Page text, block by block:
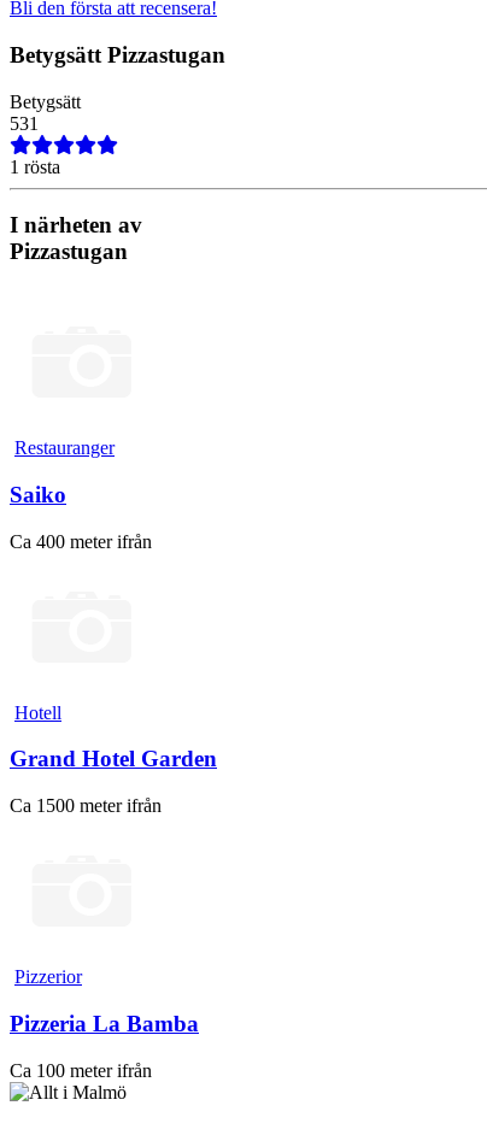
Bli den första att recensera!
Betygsätt Pizzastugan
Betygsätt
531
1 rösta
I närheten av
Pizzastugan
Restauranger
Saiko
Ca 400 meter ifrån
Hotell
Grand Hotel Garden
Ca 1500 meter ifrån
Pizzerior
Pizzeria La Bamba
Ca 100 meter ifrån